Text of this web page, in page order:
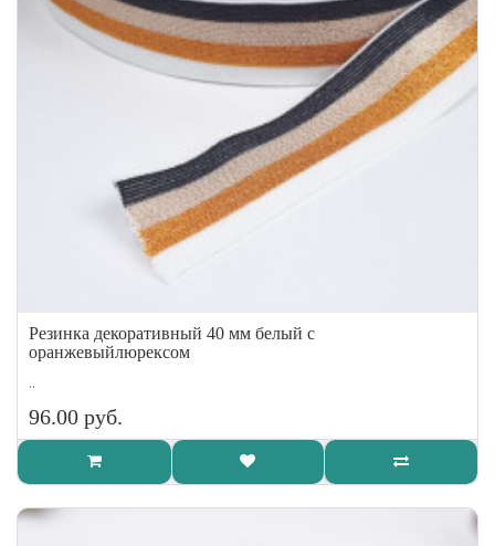
Резинка декоративный 40 мм белый с
оранжевыйлюрексом
..
96.00 руб.